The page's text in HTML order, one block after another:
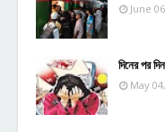
June
দিনের পর
May